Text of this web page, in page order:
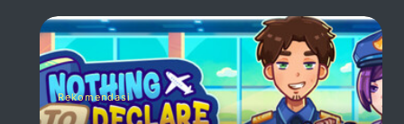
Rekomendasi